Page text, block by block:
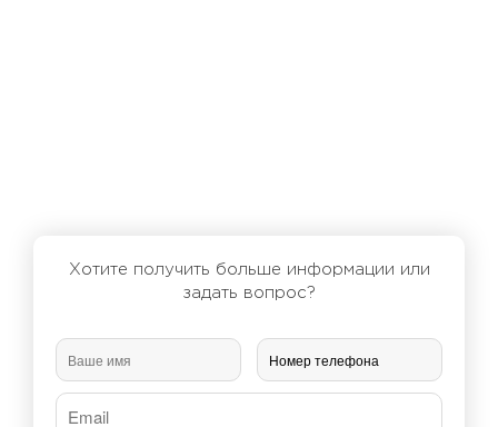
Хотите получить больше информации или
задать вопрос?